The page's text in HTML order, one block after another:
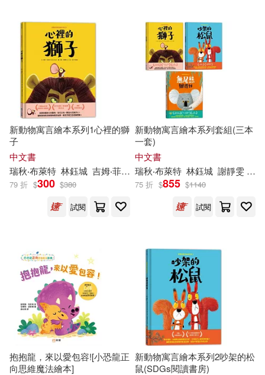
新動物寓言繪本系列1心裡的獅
子
中文書
瑞秋‧布萊特 林鈺城 吉姆‧菲爾德（Jim Field）
79 折 $300 $380
試閱
新動物寓言繪本系列套組(三本
一套)
中文書
瑞秋‧布萊特 林鈺城 謝靜雯 吉
75 折 $855 $1140
試閱
抱抱龍，來以愛包容![小恐龍正
向思維魔法繪本]
新動物寓言繪本系列2吵架的松
鼠(SDGs閱讀書房)